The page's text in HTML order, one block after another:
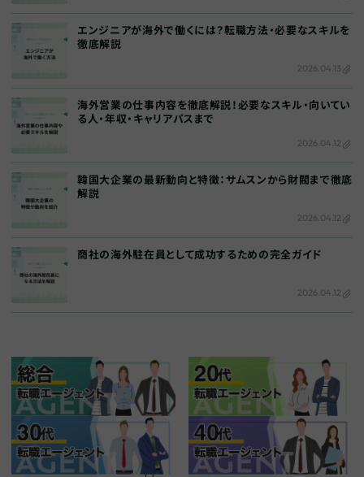
エンジニアが海外で働くには？転職方法・必要なスキルを
徹底解説
2026.04.13
海外営業の仕事内容を徹底解説！必要なスキル・向いてい
る人・年収・キャリアパスまで
2026.04.12
韓国大企業の最新動向と特徴：サムスンから財閥まで徹底
解説
2026.04.12
商社の海外駐在員として成功するための完全ガイド
2026.04.12